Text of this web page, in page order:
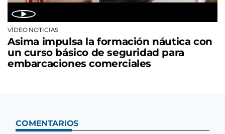
VÍDEO NOTICIAS
Asima impulsa la formación náutica con
un curso básico de seguridad para
embarcaciones comerciales
COMENTARIOS